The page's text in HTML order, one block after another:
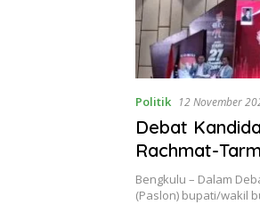
Politik 12 November
Debat
Rachmat-
Gotong
Bengkulu – Dalam
(Paslon) bupati/wakil